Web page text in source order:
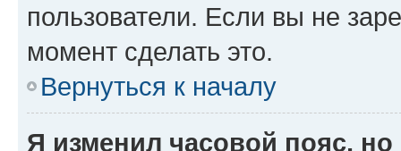
пользователи. Если вы не
момент сделать это.
Вернуться к началу
Я изменил часовой пояс,